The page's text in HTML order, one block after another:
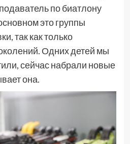
по биатлону
это группы
так как только
Одних детей мы
сейчас набрали новые
она.